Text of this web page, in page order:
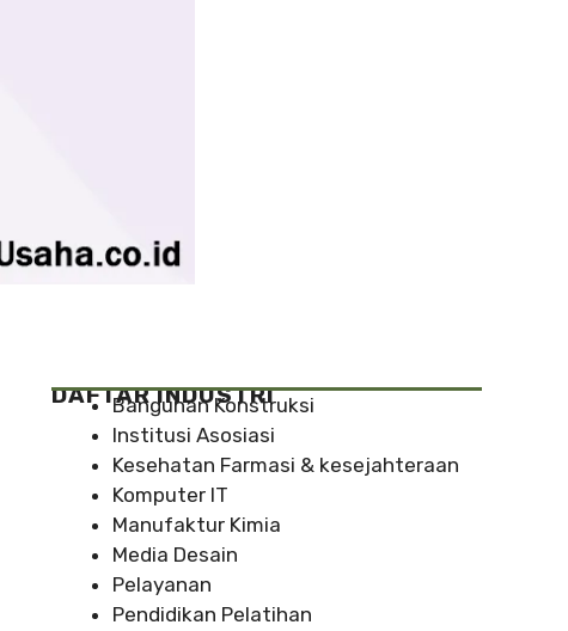
DAFTAR INDUSTRI
Bangunan Konstruksi
Institusi Asosiasi
Kesehatan Farmasi & kesejahteraan
Komputer IT
Manufaktur Kimia
Media Desain
Pelayanan
Pendidikan Pelatihan